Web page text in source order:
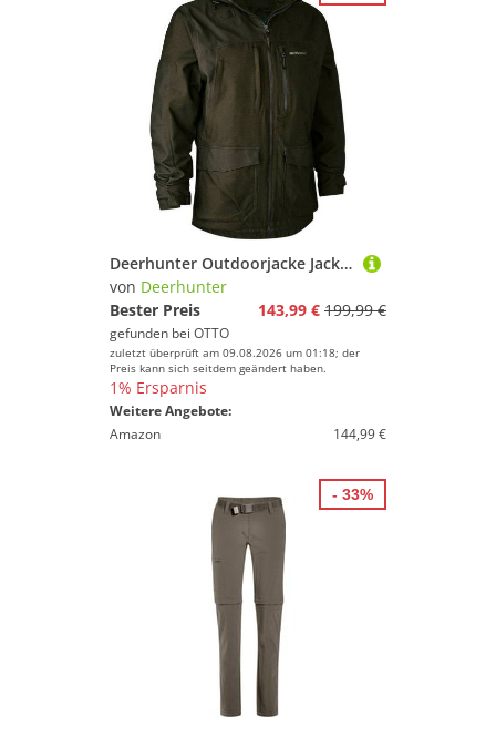
Deerhunter Outdoorjacke Jacke Chasse Bergjagd & Pirschjagd, Revierarbeit
von Deerhunter
Bester Preis
143,99 € 199,99 €
gefunden bei OTTO
zuletzt überprüft am 09.08.2026 um 01:18; der
Preis kann sich seitdem geändert haben.
1% Ersparnis
Weitere Angebote:
Amazon
144,99 €
- 33%